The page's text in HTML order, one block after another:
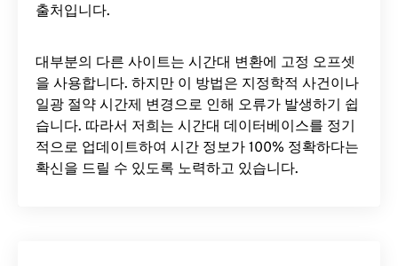
출처입니다.
대부분의 다른 사이트는 시간대 변환에 ​​고정 오프셋
을 사용합니다. 하지만 이 방법은 지정학적 사건이나
일광 절약 시간제 변경으로 인해 오류가 발생하기 쉽
습니다. 따라서 저희는 시간대 데이터베이스를 정기
적으로 업데이트하여 시간 정보가 100% 정확하다는
확신을 드릴 수 있도록 노력하고 있습니다.